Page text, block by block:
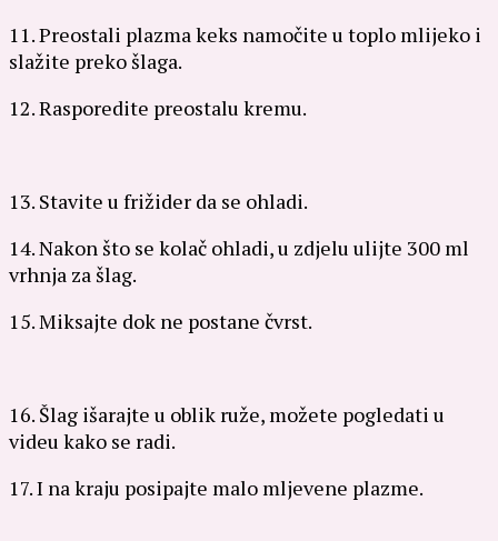
11. Preostali plazma keks namočite u toplo mlijeko i
slažite preko šlaga.
12. Rasporedite preostalu kremu.
13. Stavite u frižider da se ohladi.
14. Nakon što se kolač ohladi, u zdjelu ulijte 300 ml
vrhnja za šlag.
15. Miksajte dok ne postane čvrst.
16. Šlag išarajte u oblik ruže, možete pogledati u
videu kako se radi.
17. I na kraju posipajte malo mljevene plazme.